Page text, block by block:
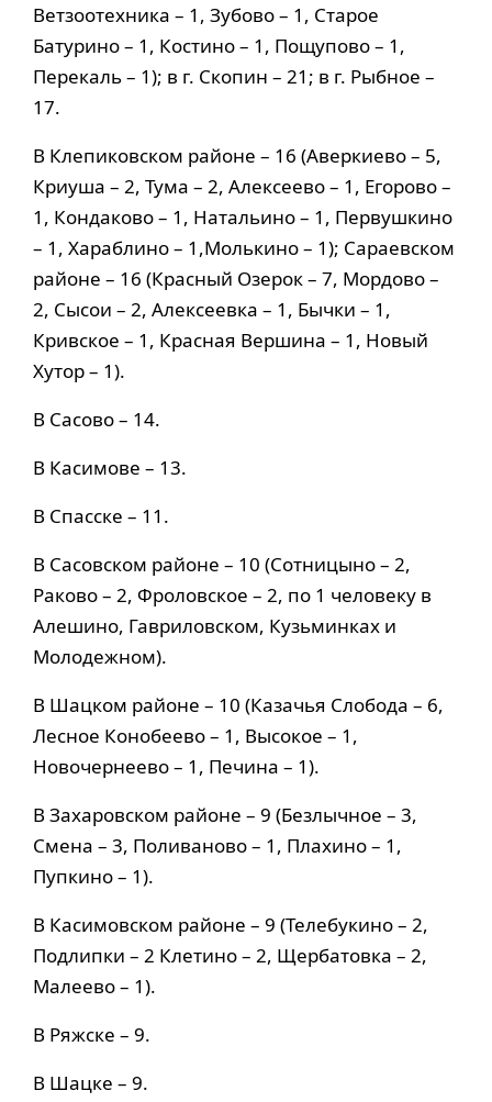
Ветзоотехника – 1, Зубово – 1, Старое
Батурино – 1, Костино – 1, Пощупово – 1,
Перекаль – 1); в г. Скопин – 21; в г. Рыбное –
17.
В Клепиковском районе – 16 (Аверкиево – 5,
Криуша – 2, Тума – 2, Алексеево – 1, Егорово –
1, Кондаково – 1, Натальино – 1, Первушкино
– 1, Хараблино – 1,Молькино – 1); Сараевском
районе – 16 (Красный Озерок – 7, Мордово –
2, Сысои – 2, Алексеевка – 1, Бычки – 1,
Кривское – 1, Красная Вершина – 1, Новый
Хутор – 1).
В Сасово – 14.
В Касимове – 13.
В Спасске – 11.
В Сасовском районе – 10 (Сотницыно – 2,
Раково – 2, Фроловское – 2, по 1 человеку в
Алешино, Гавриловском, Кузьминках и
Молодежном).
В Шацком районе – 10 (Казачья Слобода – 6,
Лесное Конобеево – 1, Высокое – 1,
Новочернеево – 1, Печина – 1).
В Захаровском районе – 9 (Безлычное – 3,
Смена – 3, Поливаново – 1, Плахино – 1,
Пупкино – 1).
В Касимовском районе – 9 (Телебукино – 2,
Подлипки – 2 Клетино – 2, Щербатовка – 2,
Малеево – 1).
В Ряжске – 9.
В Шацке – 9.